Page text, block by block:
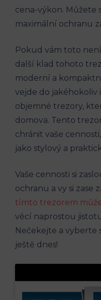
cena-výkon. Můžete
maximální ochranu
Pokud vám toto
další klad tohoto
moderní a
vejde do jakéhokoliv
objemné trezory,
domova. Tento
chránit vaše
jako stylový a
Vaše cennosti si
ochranu a vy si zase
tímto trezorem
věcí naprostou
Nečekejte a vyberte
ještě dnes!